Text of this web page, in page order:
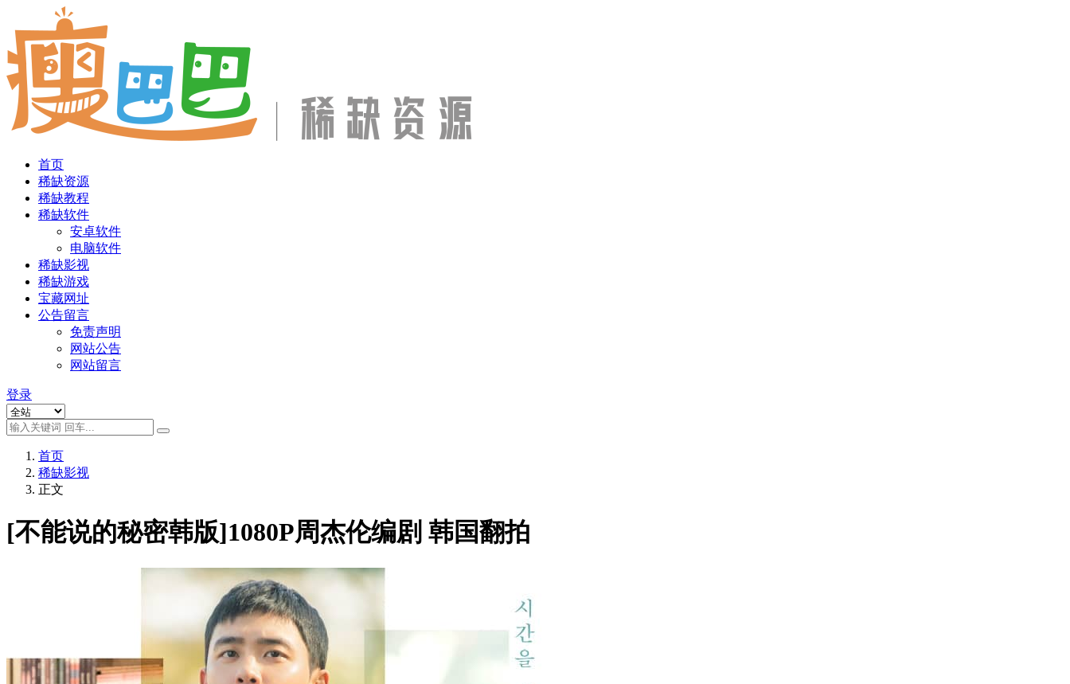
首页
稀缺资源
稀缺教程
稀缺软件
安卓软件
电脑软件
稀缺影视
稀缺游戏
宝藏网址
公告留言
免责声明
网站公告
网站留言
登录
首页
稀缺影视
正文
[不能说的秘密韩版]1080P周杰伦编剧 韩国翻拍